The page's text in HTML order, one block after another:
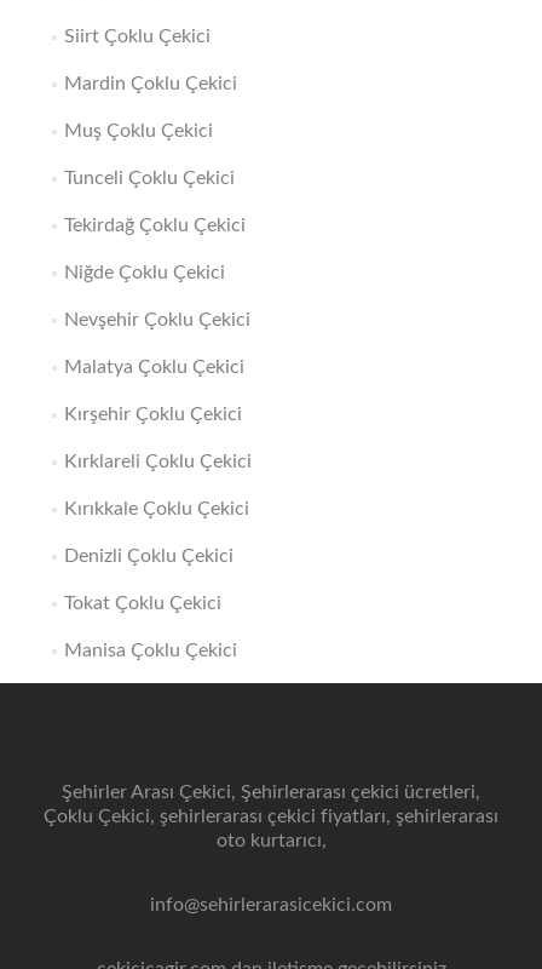
Siirt Çoklu Çekici
Mardin Çoklu Çekici
Muş Çoklu Çekici
Tunceli Çoklu Çekici
Tekirdağ Çoklu Çekici
Niğde Çoklu Çekici
Nevşehir Çoklu Çekici
Malatya Çoklu Çekici
Kırşehir Çoklu Çekici
Kırklareli Çoklu Çekici
Kırıkkale Çoklu Çekici
Denizli Çoklu Çekici
Tokat Çoklu Çekici
Manisa Çoklu Çekici
Şehirler Arası Çekici, Şehirlerarası çekici ücretleri,
Çoklu Çekici, şehirlerarası çekici fiyatları, şehirlerarası
oto kurtarıcı,
info@sehirlerarasicekici.com